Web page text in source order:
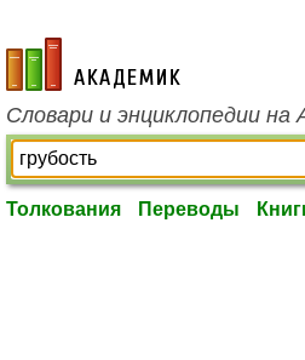
academic.ru
Словари и энциклопедии на
Толкования Переводы